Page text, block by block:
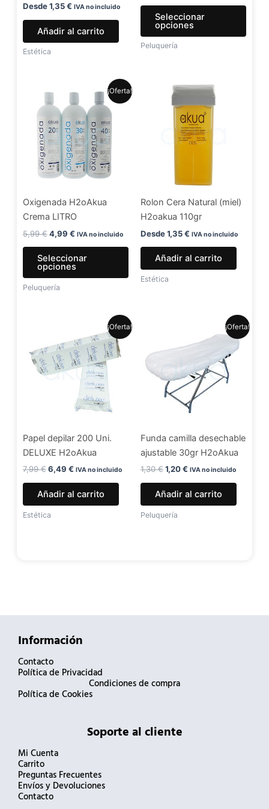
Desde1,35€ IVA no incluido
Añadir al carrito
Estética
Seleccionar
opciones
en
Peluquería
¡Oferta!
Oxigenada H2oAkua
Crema LITRO
5,99€
original
era:
5,99 €.
4,99 €
precio
actual
4,99 €.
IVA no incluido
Seleccionar
opciones
Este
producto
pueden
elegir
la
página
de
Peluquería
Rolon Cera Natural (miel)
H2oakua 110gr
Desde1,35€ IVA no incluido
Añadir al carrito
Estética
¡Oferta!
Papel depilar 200 Uni.
DELUXE H2oAkua
7,99€
original
era:
7,99 €.
6,49 €
precio
actual
es:
6,49 €.
IVA no incluido
Añadir al carrito
Estética
¡Oferta!
Funda camilla desechable
ajustable 30gr H2oAkua
1,30€
original
era:
1,20€
actual
1,20 €.
IVA no incluido
Añadir al carrito
Peluquería
Información
Contacto
Política de Privacidad
Condiciones de compra
Política de Cookies
Soporte al cliente
Mi Cuenta
Carrito
Preguntas Frecuentes
Envíos y Devoluciones
Contacto